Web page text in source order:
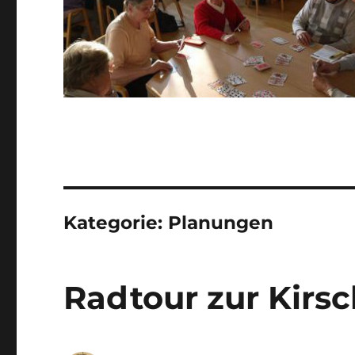
Kategorie: Planungen
Radtour zur